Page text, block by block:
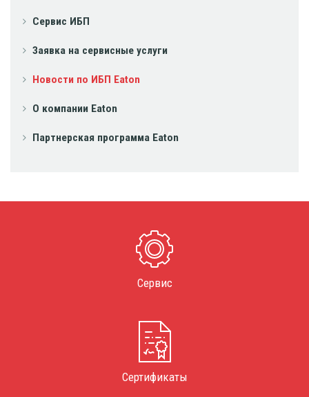
Сервис ИБП
Заявка на сервисные услуги
Новости по ИБП Eaton
О компании Eaton
Партнерская программа Eaton
Сервис
Сертификаты